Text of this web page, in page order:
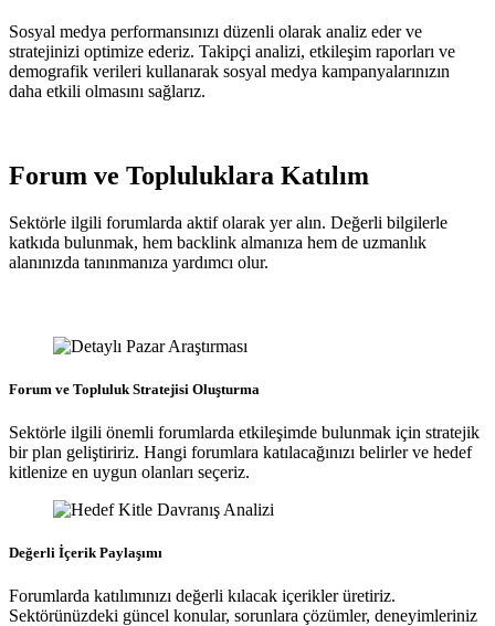
Sosyal medya performansınızı düzenli olarak analiz eder ve
stratejinizi optimize ederiz. Takipçi analizi, etkileşim raporları ve
demografik verileri kullanarak sosyal medya kampanyalarınızın
daha etkili olmasını sağlarız.
Forum ve Topluluklara Katılım
Sektörle ilgili forumlarda aktif olarak yer alın. Değerli bilgilerle
katkıda bulunmak, hem backlink almanıza hem de uzmanlık
alanınızda tanınmanıza yardımcı olur.
Forum ve Topluluk Stratejisi Oluşturma
Sektörle ilgili önemli forumlarda etkileşimde bulunmak için stratejik
bir plan geliştiririz. Hangi forumlara katılacağınızı belirler ve hedef
kitlenize en uygun olanları seçeriz.
Değerli İçerik Paylaşımı
Forumlarda katılımınızı değerli kılacak içerikler üretiriz.
Sektörünüzdeki güncel konular, sorunlara çözümler, deneyimleriniz